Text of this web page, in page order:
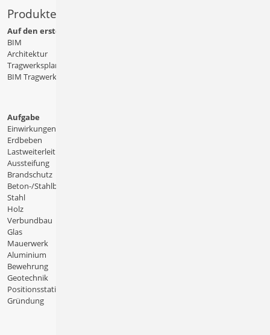
Produkte
Auf den ersten Blick
BIM
Architektur
Tragwerksplanung
BIM Tragwerksplanung
Aufgabe
Einwirkungen
Erdbeben
Lastweiterleitung
Aussteifung
Brandschutz
Beton-/Stahlbeton
Stahl
Holz
Verbundbau
Glas
Mauerwerk
Aluminium
Bewehrung
Geotechnik
Positionsstatik
Gründung